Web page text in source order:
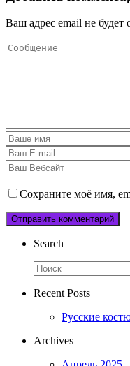
Ваш адрес email не будет
Сохраните моё имя,
Search
Recent Posts
Русские
Archives